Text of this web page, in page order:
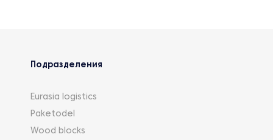
Подразделения
Eurasia logistics
Paketodel
Wood blocks